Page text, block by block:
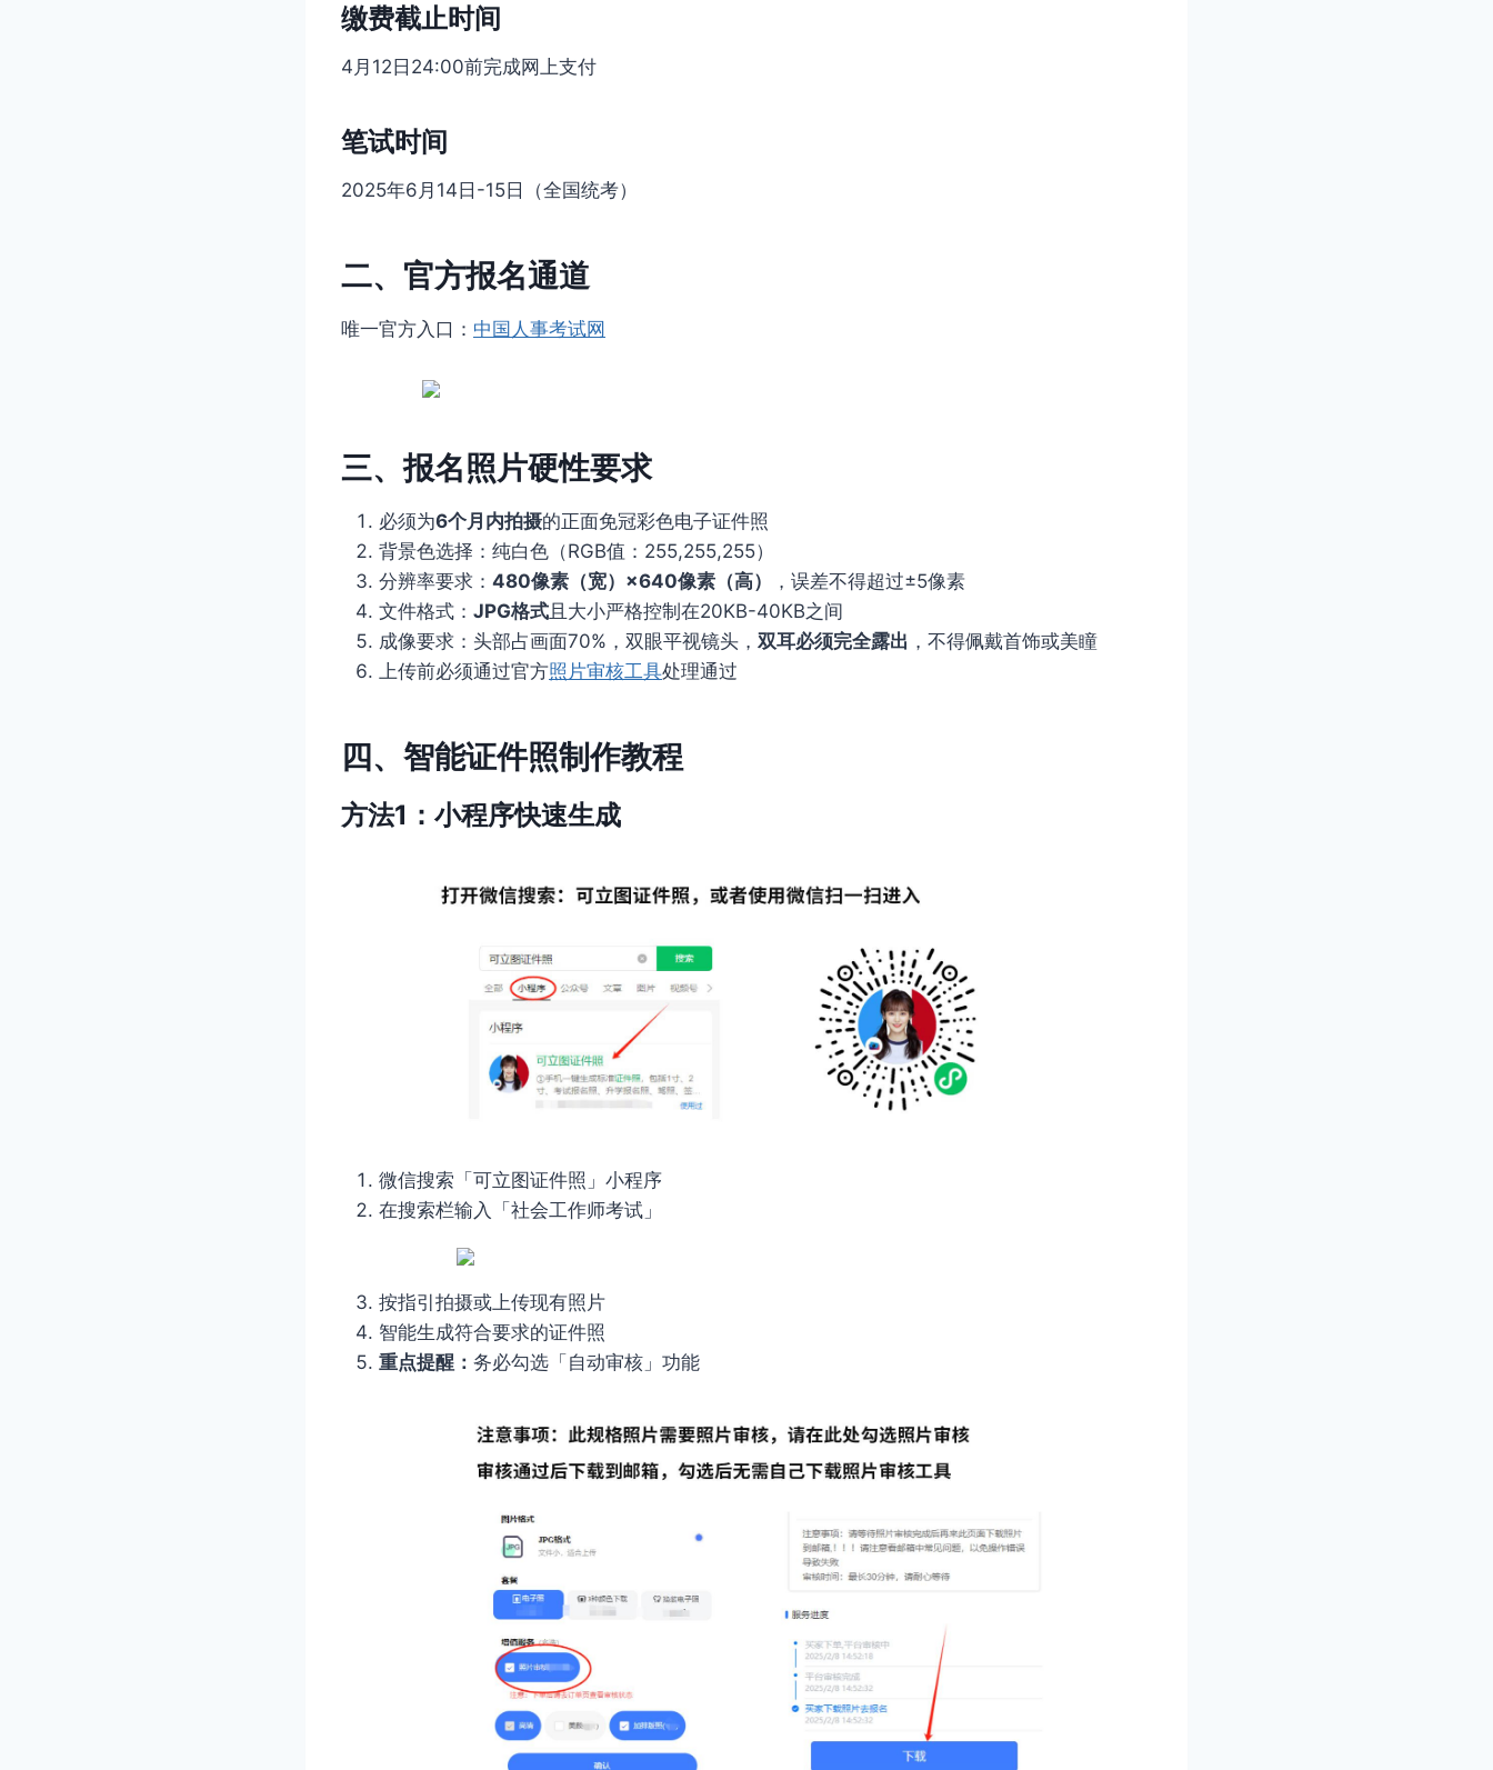
缴费截止时间
4月12日24:00前完成网上支付
笔试时间
2025年6月14日-15日（全国统考）
二、官方报名通道
唯一官方入口： 中国人事考试网
三、报名照片硬性要求
必须为6个月内拍摄的正面免冠彩色电子证件照
背景色选择：纯白色（RGB值：255,255,255）
分辨率要求： 480像素（宽）×640像素（高）
，误差不得超过±5像素
文件格式： JPG格式且大小严格控制在20KB-40KB之间
成像要求：头部占画面70%，双眼平视镜头， 双耳必须完全露出 ，不得佩戴首饰或美瞳
上传前必须通过官方照片审核工具处理通过
四、智能证件照制作教程
方法1：小程序快速生成
微信搜索「可立图证件照」小程序
在搜索栏输入「社会工作师考试」
按指引拍摄或上传现有照片
智能生成符合要求的证件照
重点提醒： 务必勾选「自动审核」功能